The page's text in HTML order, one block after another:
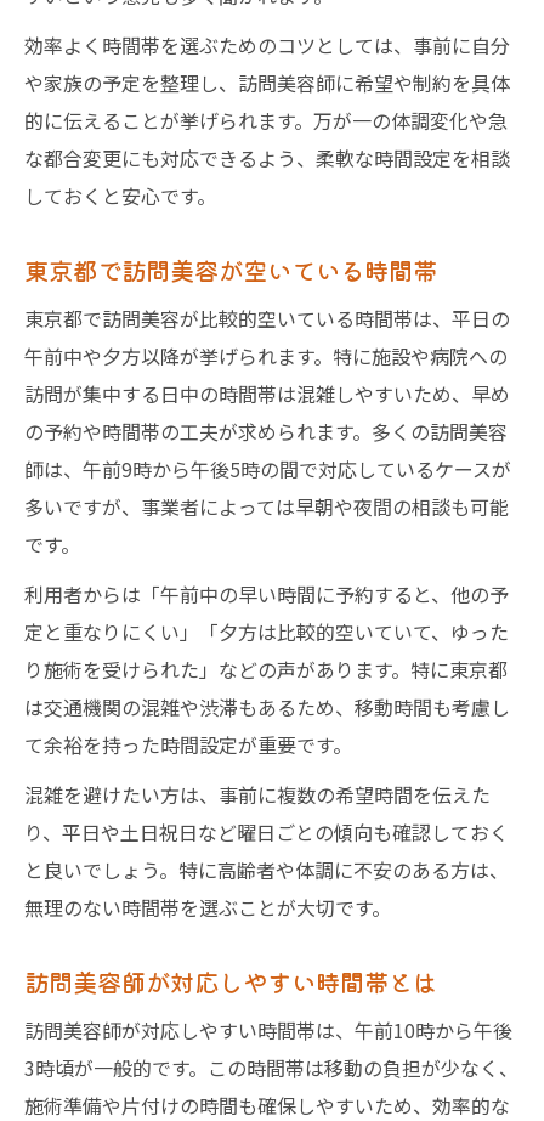
効率よく時間帯を選ぶためのコツとしては、事前に自分
や家族の予定を整理し、訪問美容師に希望や制約を具体
的に伝えることが挙げられます。万が一の体調変化や急
な都合変更にも対応できるよう、柔軟な時間設定を相談
しておくと安心です。
東京都で訪問美容が空いている時間帯
東京都で訪問美容が比較的空いている時間帯は、平日の
午前中や夕方以降が挙げられます。特に施設や病院への
訪問が集中する日中の時間帯は混雑しやすいため、早め
の予約や時間帯の工夫が求められます。多くの訪問美容
師は、午前9時から午後5時の間で対応しているケースが
多いですが、事業者によっては早朝や夜間の相談も可能
です。
利用者からは「午前中の早い時間に予約すると、他の予
定と重なりにくい」「夕方は比較的空いていて、ゆった
り施術を受けられた」などの声があります。特に東京都
は交通機関の混雑や渋滞もあるため、移動時間も考慮し
て余裕を持った時間設定が重要です。
混雑を避けたい方は、事前に複数の希望時間を伝えた
り、平日や土日祝日など曜日ごとの傾向も確認しておく
と良いでしょう。特に高齢者や体調に不安のある方は、
無理のない時間帯を選ぶことが大切です。
訪問美容師が対応しやすい時間帯とは
訪問美容師が対応しやすい時間帯は、午前10時から午後
3時頃が一般的です。この時間帯は移動の負担が少なく、
施術準備や片付けの時間も確保しやすいため、効率的な